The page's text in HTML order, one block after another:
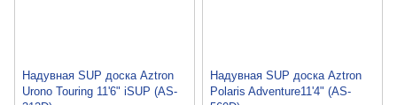
Надувная SUP доска Aztron
Urono Touring 11'6" iSUP (AS-
Надувная SUP доска Aztron
Polaris Adventure11'4" (AS-